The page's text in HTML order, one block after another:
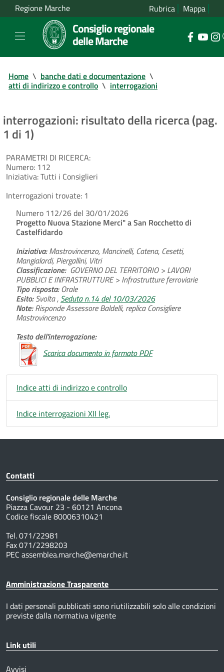
Regione Marche Rubrica Mappa
Consiglio regionale
delle Marche
Home \ banche dati e documentazione \
atti di indirizzo e controllo \ interrogazioni
interrogazioni: risultato della ricerca (pag.
1 di 1)
PARAMETRI DI RICERCA:
Numero: 112
Iniziativa:Tutti i Consiglieri
Interrogazioni trovate: 1
Numero 112/26 del 30/01/2026
Progetto Nuova Stazione Merci" a San Rocchetto di
Castelfidardo
Iniziativa:Mastrovincenzo, Mancinelli, Catena, Cesetti,
Mangialardi, Piergallini, Vitri
Classificazione: GOVERNO DEL TERRITORIO > LAVORI
PUBBLICI E INFRASTRUTTURE > Infrastrutture ferroviarie
Tipo risposta:Orale
Esito:Svolta , Seduta n.14 del 10/03/2026
Note:Risponde Assessore Baldelli, replica Consigliere
Mastrovincenzo
Testo dell'interrogazione:
Scarica documento in formato PDF
Indice atti di indirizzo e controllo
Indice interrogazioni XII leg.
Contatti
Consiglio regionale delle Marche
Piazza Cavour 23 - 60121 Ancona
Codice fiscale 80006310421
Tel. 071/22981
Fax 071/2298203
PEC assemblea.marche@emarche.it
Amministrazione Trasparente
I dati personali pubblicati sono riutilizzabili solo alle condizioni
previste dalla normativa vigente
Link utili
Avvisi